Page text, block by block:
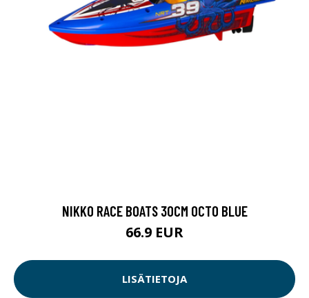
NIKKO RACE BOATS 30CM OCTO BLUE
66.9 EUR
LISÄTIETOJA